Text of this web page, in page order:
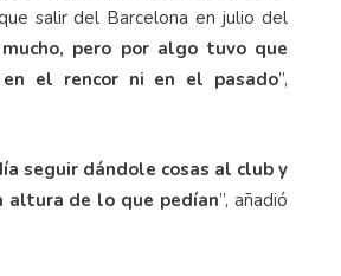
salir del Barcelona en julio del
pero por algo tuvo que
en el rencor ni en el pasado”,
seguir dándole cosas al club y
altura de lo que pedían”, añadió